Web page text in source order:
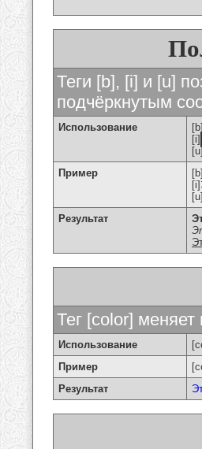
Теги [b], [i] и [u]
подчёркнутым
Использование [b]
[i]
[u]
Пример
Результат
Тег [color] меняет
Использование
Пример
Результат